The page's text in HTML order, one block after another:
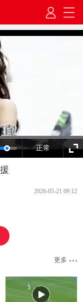
正常
2026-05-21 09:12
更多